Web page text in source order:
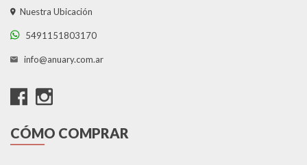
Nuestra Ubicación
5491151803170
info@anuary.com.ar
CÓMO COMPRAR